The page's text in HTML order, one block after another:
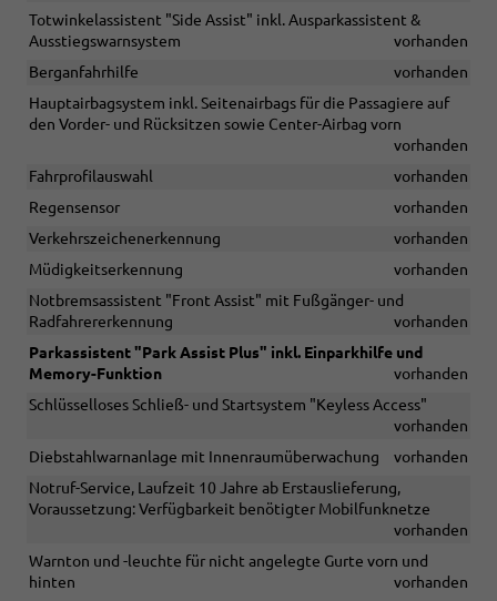
Totwinkelassistent "Side Assist" inkl. Ausparkassistent &
Ausstiegswarnsystem
vorhanden
Berganfahrhilfe
vorhanden
Hauptairbagsystem inkl. Seitenairbags für die Passagiere auf
den Vorder- und Rücksitzen sowie Center-Airbag vorn
vorhanden
Fahrprofilauswahl
vorhanden
Regensensor
vorhanden
Verkehrszeichenerkennung
vorhanden
Müdigkeitserkennung
vorhanden
Notbremsassistent "Front Assist" mit Fußgänger- und
Radfahrererkennung
vorhanden
Parkassistent "Park Assist Plus" inkl. Einparkhilfe und
Memory-Funktion
vorhanden
Schlüsselloses Schließ- und Startsystem "Keyless Access"
vorhanden
Diebstahlwarnanlage mit Innenraumüberwachung
vorhanden
Notruf-Service, Laufzeit 10 Jahre ab Erstauslieferung,
Voraussetzung: Verfügbarkeit benötigter Mobilfunknetze
vorhanden
Warnton und -leuchte für nicht angelegte Gurte vorn und
hinten
vorhanden